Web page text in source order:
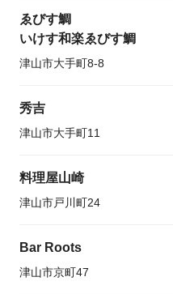
ゑびす鯛
いけす和楽ゑびす鯛
津山市大手町8-8
秀吉
津山市大手町11
料理屋山崎
津山市戸川町24
Bar Roots
津山市京町47